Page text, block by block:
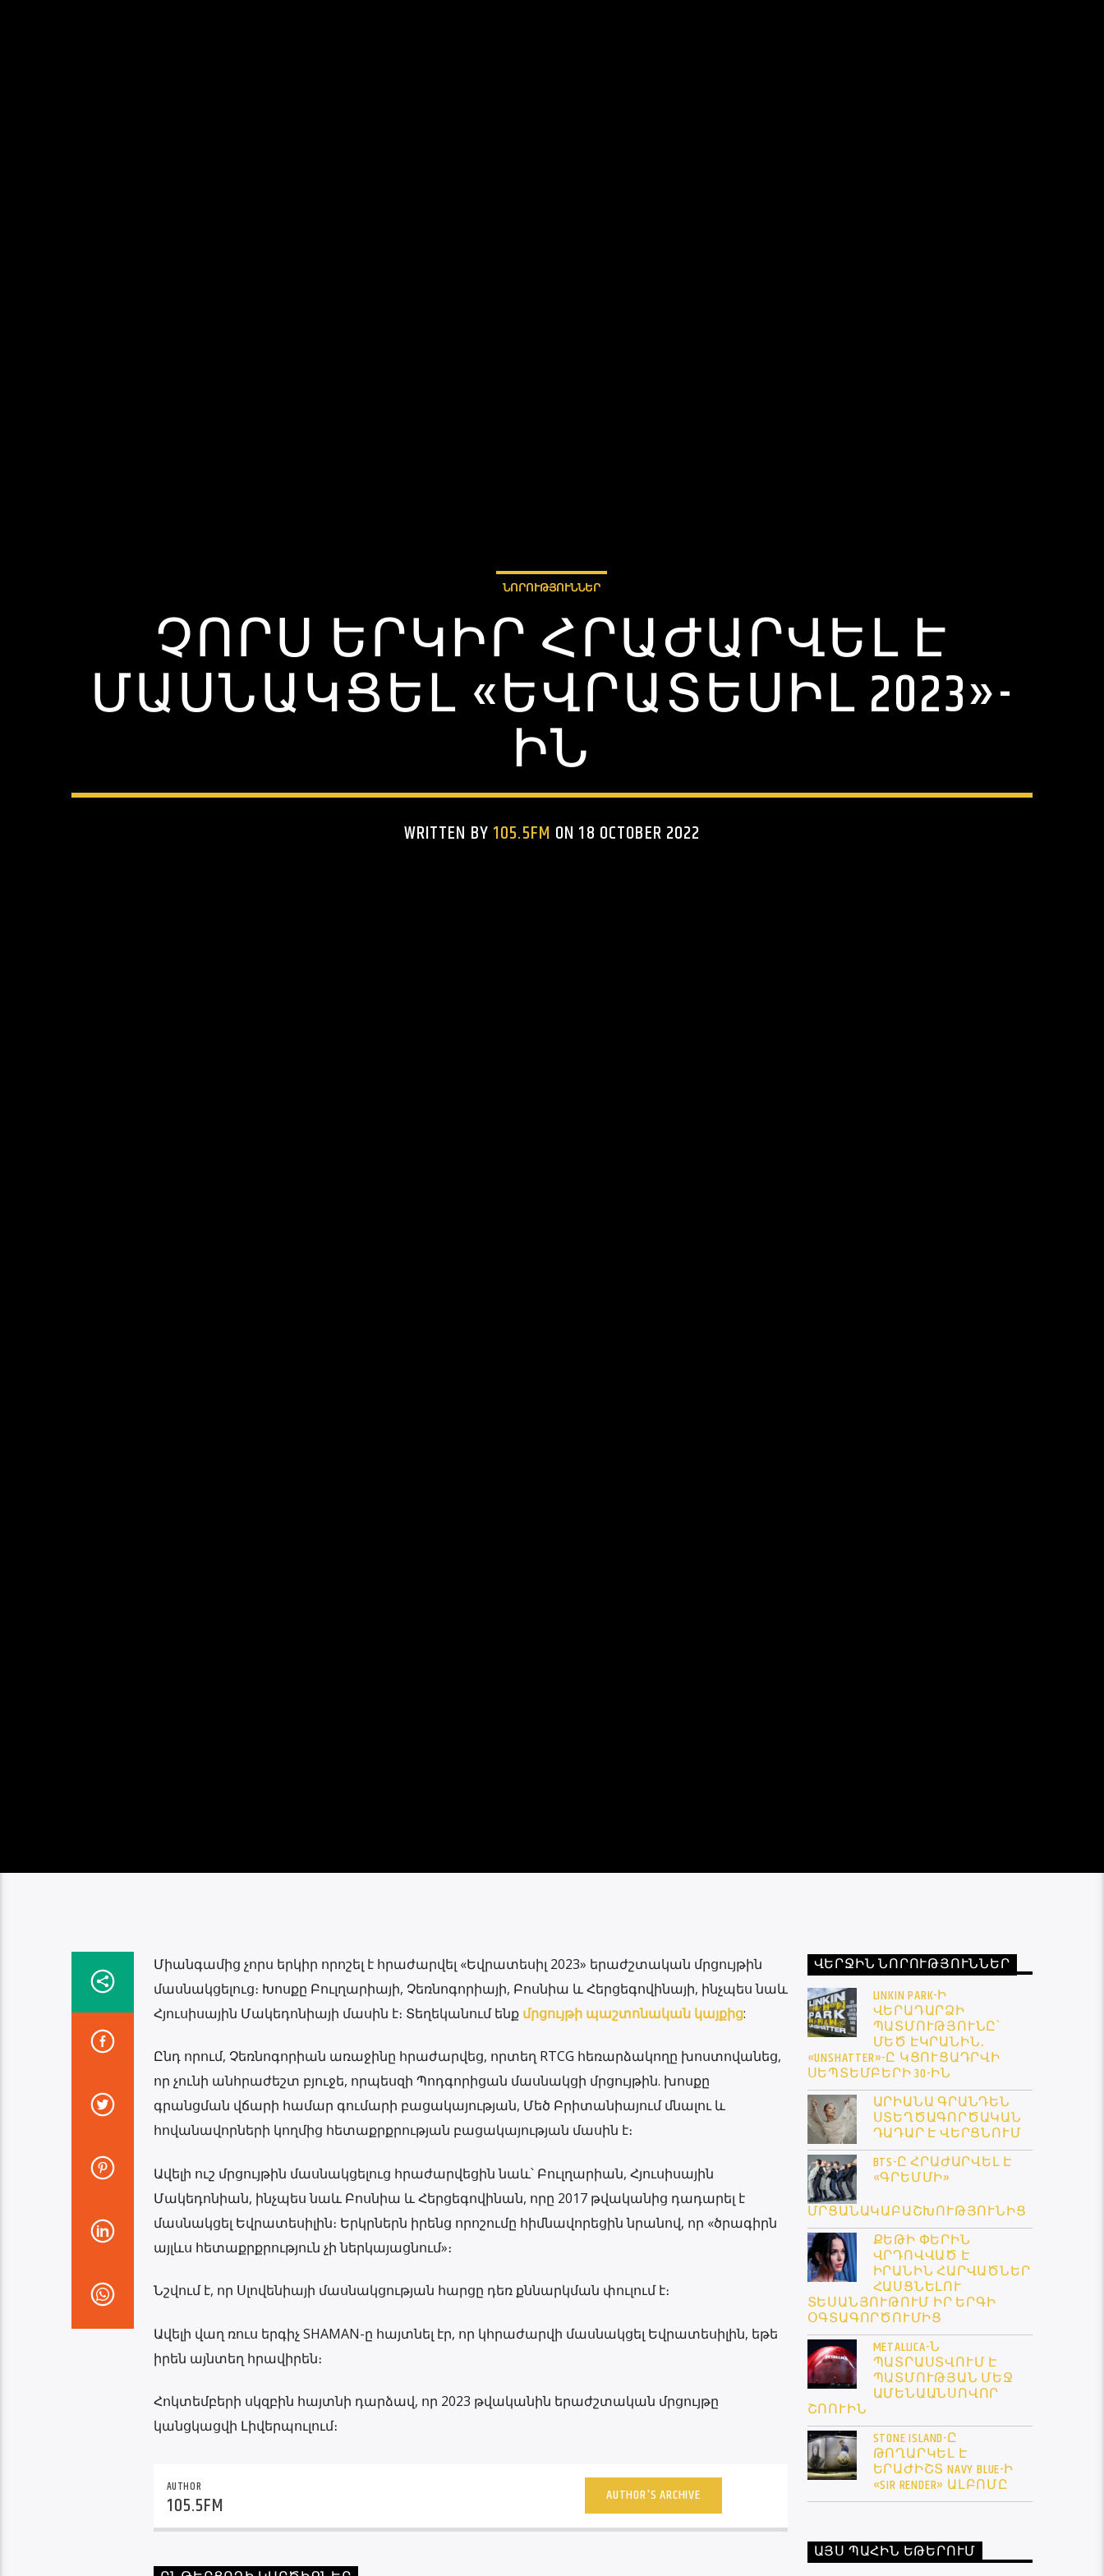
ՆՈՐՈՒԹՅՈՒՆՆԵՐ
ՉՈՐՍ ԵՐԿԻՐ ՀՐԱԺԱՐՎԵԼ Է
ՄԱՍՆԱԿՑԵԼ «ԵՎՐԱՏԵՍԻԼ 2023»-
ԻՆ
WRITTEN BY 105.5FM ON 18 OCTOBER 2022
Միանգամից չորս երկիր որոշել է հրաժարվել «Եվրատեսիլ 2023» երաժշտական ​​մրցույթին
մասնակցելուց։ Խոսքը Բուլղարիայի, Չեռնոգորիայի, Բոսնիա և Հերցեգովինայի, ինչպես նաև
Հյուսիսային Մակեդոնիայի մասին է։ Տեղեկանում ենք մրցույթի պաշտոնական կայքից:
Ընդ որում, Չեռնոգորիան առաջինը հրաժարվեց, որտեղ RTCG հեռարձակողը խոստովանեց,
որ չունի անհրաժեշտ բյուջե, որպեսզի Պոդգորիցան մասնակցի մրցույթին. խոսքը
գրանցման վճարի համար գումարի բացակայության, Մեծ Բրիտանիայում մնալու և
հովանավորների կողմից հետաքրքրության բացակայության մասին է։
Ավելի ուշ մրցույթին մասնակցելուց հրաժարվեցին նաև՝ Բուլղարիան, Հյուսիսային
Մակեդոնիան, ինչպես նաև Բոսնիա և Հերցեգովինան, որը 2017 թվականից դադարել է
մասնակցել Եվրատեսիլին։ Երկրներն իրենց որոշումը հիմնավորեցին նրանով, որ «ծրագիրն
այլևս հետաքրքրություն չի ներկայացնում»։
Նշվում է, որ Սլովենիայի մասնակցության հարցը դեռ քննարկման փուլում է։
Ավելի վաղ ռուս երգիչ SHAMAN-ը հայտնել էր, որ կհրաժարվի մասնակցել Եվրատեսիլին, եթե
իրեն այնտեղ հրավիրեն։
Հոկտեմբերի սկզբին հայտնի դարձավ, որ 2023 թվականին երաժշտական ​​մրցույթը
կանցկացվի Լիվերպուլում։
AUTHOR
105.5FM AUTHOR'S ARCHIVE
ՎԵՐՋԻՆ ՆՈՐՈՒԹՅՈՒՆՆԵՐ
LINKIN PARK-Ի
ՎԵՐԱԴԱՐՁԻ
ՊԱՏՄՈՒԹՅՈՒՆԸ՝
ՄԵԾ ԷԿՐԱՆԻՆ․
«UNSHATTER»-Ը ԿՑՈՒՑԱԴՐՎԻ
ՍԵՊՏԵՄԲԵՐԻ 30-ԻՆ
ԱՐԻԱՆԱ ԳՐԱՆԴԵՆ
ՍՏԵՂԾԱԳՈՐԾԱԿԱՆ
ԴԱԴԱՐ Է ՎԵՐՑՆՈՒՄ
BTS-Ը ՀՐԱԺԱՐՎԵԼ Է
«ԳՐԵՄՄԻ»
ՄՐՑԱՆԱԿԱԲԱՇԽՈՒԹՅՈՒՆԻՑ
ՔԵԹԻ ՓԵՐԻՆ
ՎՐԴՈՎՎԱԾ Է
ԻՐԱՆԻՆ ՀԱՐՎԱԾՆԵՐ
ՀԱՍՑՆԵԼՈՒ
ՏԵՍԱՆՅՈՒԹՈՒՄ ԻՐ ԵՐԳԻ
ՕԳՏԱԳՈՐԾՈՒՄԻՑ
METALLICA-Ն
ՊԱՏՐԱՍՏՎՈՒՄ Է
ՊԱՏՄՈՒԹՅԱՆ ՄԵՋ
ԱՄԵՆԱԱՆՍՈՎՈՐ
ՇՈՈՒԻՆ
STONE ISLAND-Ը
ԹՈՂԱՐԿԵԼ Է
ԵՐԱԺԻՇՏ NAVY BLUE-Ի
«SIR RENDER» ԱԼԲՈՄԸ
ԱՅՍ ՊԱՀԻՆ ԵԹԵՐՈՒՄ